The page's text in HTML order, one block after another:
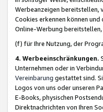
Werbeanzeigen bereitstellen,
Cookies erkennen können
Online-Werbung
(f) für Ihre Nutzung, der
4. Werbeeinschränkungen.
Unternehmen oder in
Vereinbarung gestattet sind.
Logos von uns oder unseren
E-Books, physischen
Direktnachrichten von Ihren